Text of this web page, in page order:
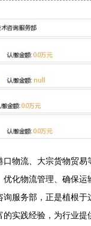
口物流、大宗货物贸易
优化物流管理、确保运
询服务部，正是植根于
的实践经验，为行业